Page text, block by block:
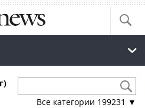
Все категории 199231 ▼